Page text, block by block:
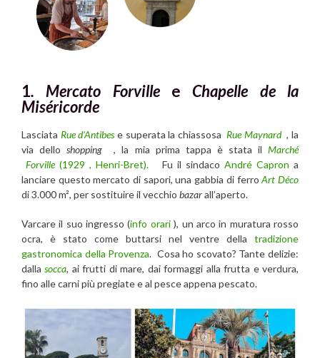
1. Mercato ForvilleeChapelle de la
Miséricorde
Lasciata Rue d’Antibese superata la chiassosa Rue Maynard , la
via delloshopping , la mia prima tappa è stata ilMarché
Forville(1929 , Henri-Bret). Fu il sindaco André Capron a
lanciare questo mercato di sapori, una gabbia di ferroArt Déco
di 3.000 m², per sostituire il vecchio bazarall’aperto.
Varcare il suo ingresso (info orari), un arco in muratura rosso
ocra, è stato come buttarsi nel ventre della tradizione
gastronomica della Provenza. Cosa ho scovato? Tante delizie:
dallasocca, ai frutti di mare, dai formaggi alla frutta e verdura,
fino alle carni più pregiate e al pesce appena pescato.